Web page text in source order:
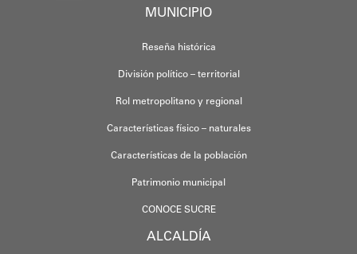
MUNICIPIO
Reseña histórica
División político – territorial
Rol metropolitano y regional
Características físico – naturales
Características de la población
Patrimonio municipal
CONOCE SUCRE
ALCALDÍA